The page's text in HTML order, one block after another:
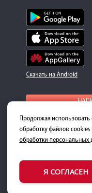
Скачать на Android
Для получения
ремонта и запасных
менеджерам-
Обращаем ваше
носит исключительно
каких условиях не
определяемой
Продолжая использовать
обработку файлов cookies
обработки персональных
Я СОГЛАСЕН